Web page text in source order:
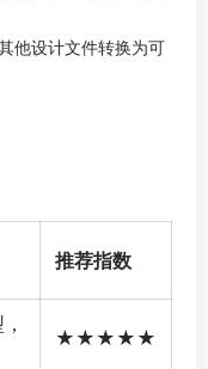
设计文件转换为可
推荐指数
★★★★★